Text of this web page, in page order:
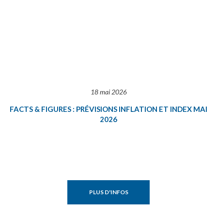
18 mai 2026
FACTS & FIGURES : PRÉVISIONS INFLATION ET INDEX MAI
2026
PLUS D'INFOS